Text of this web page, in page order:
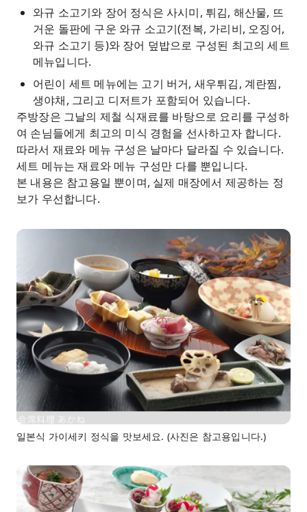
와규 소고기와 장어 정식은 사시미, 튀김, 해산물, 뜨
거운 돌판에 구운 와규 소고기(전복, 가리비, 오징어,
와규 소고기 등)와 장어 덮밥으로 구성된 최고의 세트
메뉴입니다.
어린이 세트 메뉴에는 고기 버거, 새우튀김, 계란찜,
생야채, 그리고 디저트가 포함되어 있습니다.
주방장은 그날의 제철 식재료를 바탕으로 요리를 구성하
여 손님들에게 최고의 미식 경험을 선사하고자 합니다.
따라서 재료와 메뉴 구성은 날마다 달라질 수 있습니다.
세트 메뉴는 재료와 메뉴 구성만 다를 뿐입니다.
본 내용은 참고용일 뿐이며, 실제 매장에서 제공하는 정
보가 우선합니다.
일본식 가이세키 정식을 맛보세요. (사진은 참고용입니다.)